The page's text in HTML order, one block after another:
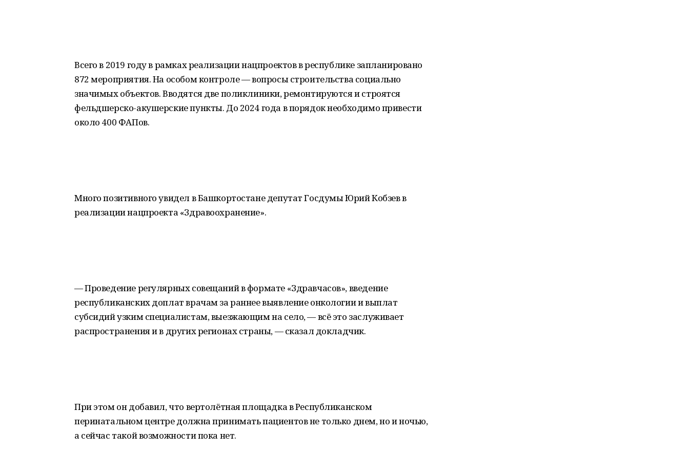
Всего в 2019 году в рамках реализации нацпроектов в республике запланировано
872 мероприятия. На особом контроле — вопросы строительства социально
значимых объектов. Вводятся две поликлиники, ремонтируются и строятся
фельдшерско-акушерские пункты. До 2024 года в порядок необходимо привести
около 400 ФАПов.
Много позитивного увидел в Башкортостане депутат Госдумы Юрий Кобзев в
реализации нацпроекта «Здравоохранение».
— Проведение регулярных совещаний в формате «Здравчасов», введение
республиканских доплат врачам за раннее выявление онкологии и выплат
субсидий узким специалистам, выезжающим на село, — всё это заслуживает
распространения и в других регионах страны, — сказал докладчик.
При этом он добавил, что вертолётная площадка в Республиканском
перинатальном центре должна принимать пациентов не только днем, но и ночью,
а сейчас такой возможности пока нет.